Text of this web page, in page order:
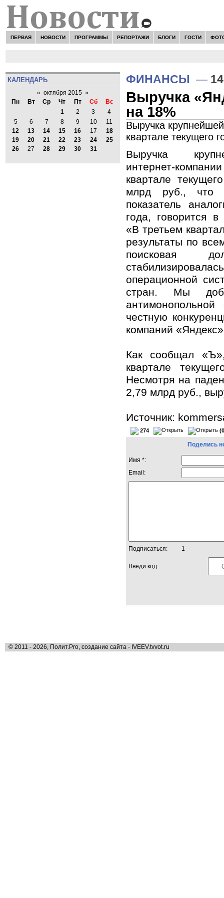
ПЕРВАЯ НОВОСТИ ПРОГРАММЫ РЕПОРТАЖИ БЛОГИ ГОСТИ
КАЛЕНДАРЬ
« октября 2015 »
Пн
Вт Ср Чт Пт Сб
Вс
1
2 3
4
5
6 7 8 9 10
11
12
13 14 15 16 17
18
19
20 21 22 23 24
25
26
27 28 29 30 31
ФИНАНСЫ —
Выручка
на 18%
Выручка
квартале текущего
Выручка
интернет-
квартале
млрд руб., что
показатель
года, говорится
«В третьем
результаты по
поисковая
операционной
стран. Мы
честную
компаний
Как сообщал
квартале
Несмотря на
2,79 млрд руб.,
Источник:
274
Поделись
Имя *:
Email:
Подписаться: 1
Введи код:
© 2011 - 2026, Полит.Pro, создание сайта - IVEEV.tvvot.ru